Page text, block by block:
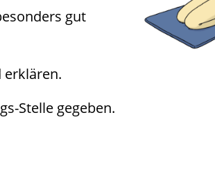
gut
erklären.
Stelle gegeben.